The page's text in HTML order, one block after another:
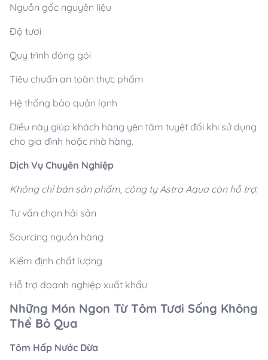
Nguồn gốc nguyên liệu
Độ tươi
Quy trình đóng gói
Tiêu chuẩn an toàn thực phẩm
Hệ thống bảo quản lạnh
Điều này giúp khách hàng yên tâm tuyệt đối khi sử dụng
cho gia đình hoặc nhà hàng.
Dịch Vụ Chuyên Nghiệp
Không chỉ bán sản phẩm, công ty Astra Aqua còn hỗ trợ:
Tư vấn chọn hải sản
Sourcing nguồn hàng
Kiểm định chất lượng
Hỗ trợ doanh nghiệp xuất khẩu
Những Món Ngon Từ Tôm Tươi Sống Không
Thể Bỏ Qua
Tôm Hấp Nước Dừa